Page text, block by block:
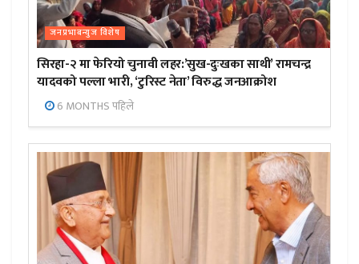
जनप्रभाबन्युज विशेष
सिरहा-२ मा फेरियो चुनावी लहर:’सुख-दुःखका साथी’ रामचन्द्र
यादवको पल्ला भारी, ‘टुरिस्ट नेता’ विरुद्ध जनआक्रोश
6 MONTHS पहिले